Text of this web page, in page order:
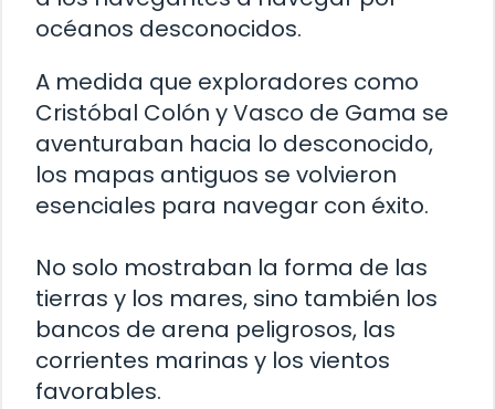
océanos desconocidos.
A medida que exploradores como
Cristóbal Colón y Vasco de Gama se
aventuraban hacia lo desconocido,
los mapas antiguos se volvieron
esenciales para navegar con éxito.
No solo mostraban la forma de las
tierras y los mares, sino también los
bancos de arena peligrosos, las
corrientes marinas y los vientos
favorables.